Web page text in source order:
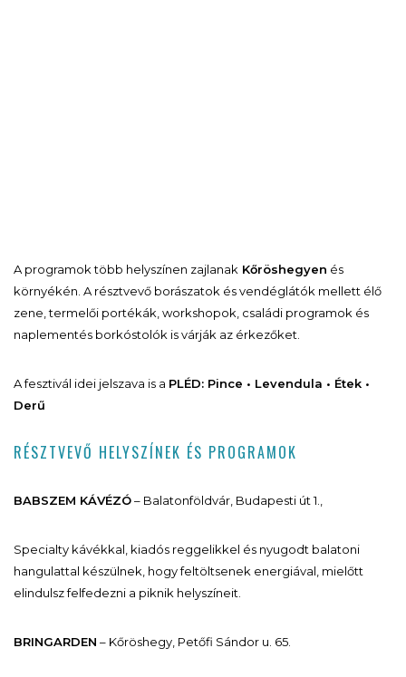
A programok több helyszínen zajlanak Kőröshegyen és
környékén. A résztvevő borászatok és vendéglátók mellett élő
zene, termelői portékák, workshopok, családi programok és
naplementés borkóstolók is várják az érkezőket.
A fesztivál idei jelszava is a PLÉD: Pince • Levendula • Étek •
Derű
RÉSZTVEVŐ HELYSZÍNEK ÉS PROGRAMOK
BABSZEM KÁVÉZÓ– Balatonföldvár, Budapesti út 1.,
Specialty kávékkal, kiadós reggelikkel és nyugodt balatoni
hangulattal készülnek, hogy feltöltsenek energiával, mielőtt
elindulsz felfedezni a piknik helyszíneit.
BRINGARDEN – Kőröshegy, Petőfi Sándor u. 65.